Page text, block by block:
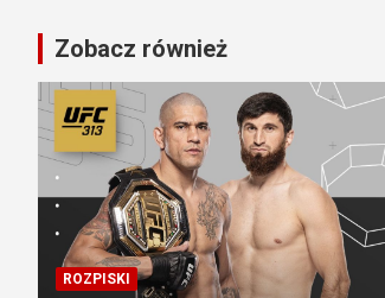
Zobacz również
ROZPISKI